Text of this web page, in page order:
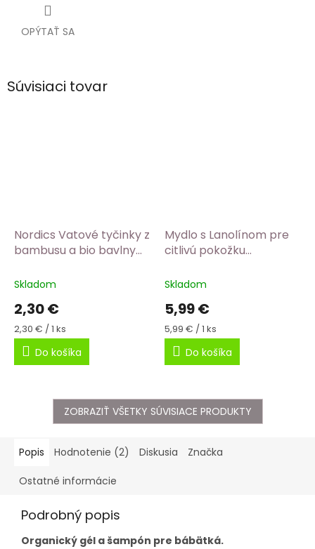
OPÝTAŤ SA
Súvisiaci tovar
Nordics Vatové tyčinky z
bambusu a bio bavlny
Skladom
2,30 €
Jednotková
cena:
2,30 € / 1 ks
Do košíka
Mydlo s Lanolínom pre
citlivú pokožku
Skladom
5,99 €
Jednotková
cena:
5,99 € / 1 ks
Do košíka
ZOBRAZIŤ VŠETKY SÚVISIACE PRODUKTY
Popis Hodnotenie (2) Diskusia Značka
Ostatné informácie
Podrobný popis
Organický gél a šampón pre bábätká.